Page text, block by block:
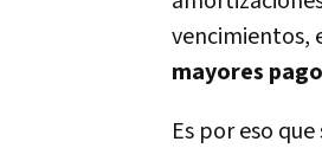
vencimientos,
mayores
Es por eso